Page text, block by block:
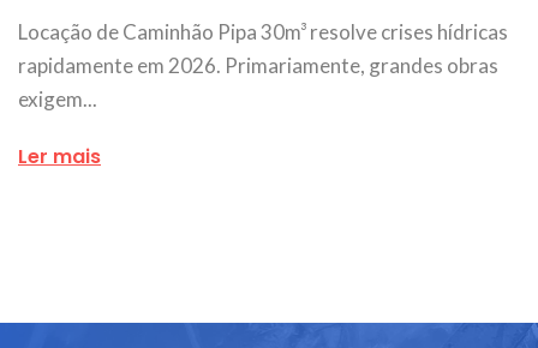
Locação de Caminhão Pipa 30m³ resolve crises hídricas
rapidamente em 2026. Primariamente, grandes obras
exigem...
Ler mais